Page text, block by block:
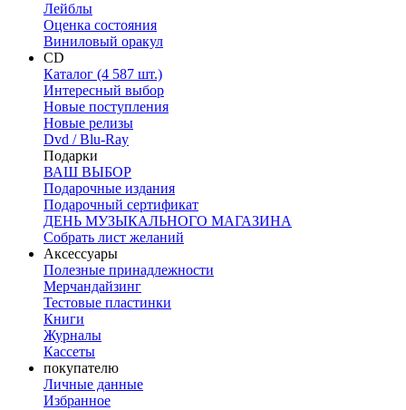
Лейблы
Оценка состояния
Виниловый оракул
CD
Каталог (4 587 шт.)
Интересный выбор
Новые поступления
Новые релизы
Dvd / Blu-Ray
Подарки
ВАШ ВЫБОР
Подарочные издания
Подарочный сертификат
ДЕНЬ МУЗЫКАЛЬНОГО МАГАЗИНА
Собрать лист желаний
Аксессуары
Полезные принадлежности
Мерчандайзинг
Тестовые пластинки
Книги
Журналы
Кассеты
покупателю
Личные данные
Избранное